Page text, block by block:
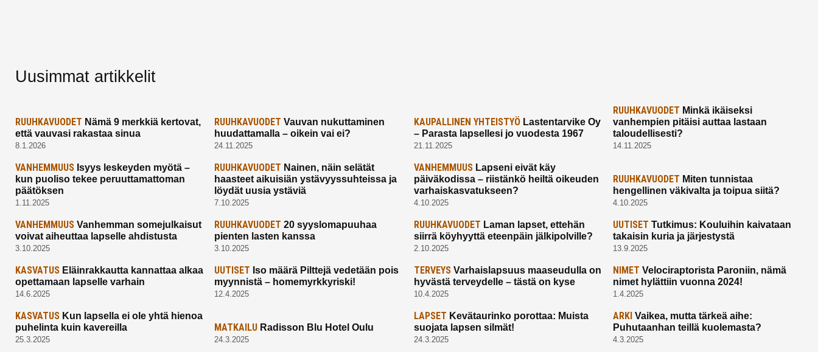
Uusimmat artikkelit
RUUHKAVUODET Nämä 9 merkkiä kertovat,
että vauvasi rakastaa sinua
8.1.2026
RUUHKAVUODET Vauvan nukuttaminen
huudattamalla – oikein vai ei?
24.11.2025
KAUPALLINEN YHTEISTYÖLastentarvike Oy
– Parasta lapsellesi jo vuodesta 1967
21.11.2025
RUUHKAVUODET Minkä ikäiseksi
vanhempien pitäisi auttaa lastaan
taloudellisesti?
14.11.2025
VANHEMMUUS Isyys leskeyden myötä –
kun puoliso tekee peruuttamattoman
päätöksen
1.11.2025
RUUHKAVUODET Nainen, näin selätät
haasteet aikuisiän ystävyyssuhteissa ja
löydät uusia ystäviä
7.10.2025
VANHEMMUUSLapseni eivät käy
päiväkodissa – riistänkö heiltä oikeuden
varhaiskasvatukseen?
4.10.2025
RUUHKAVUODET Miten tunnistaa
hengellinen väkivalta ja toipua siitä?
4.10.2025
VANHEMMUUS Vanhemman somejulkaisut
voivat aiheuttaa lapselle ahdistusta
3.10.2025
RUUHKAVUODET 20 syyslomapuuhaa
pienten lasten kanssa
3.10.2025
RUUHKAVUODET Laman lapset, ettehän
siirrä köyhyyttä eteenpäin jälkipolville?
2.10.2025
UUTISET Tutkimus: Kouluihin kaivataan
takaisin kuria ja järjestystä
13.9.2025
KASVATUS Eläinrakkautta kannattaa alkaa
opettamaan lapselle varhain
14.6.2025
UUTISET Iso määrä Pilttejä vedetään pois
myynnistä – homemyrkkyriski!
12.4.2025
TERVEYSVarhaislapsuus maaseudulla on
hyvästä terveydelle – tästä on kyse
10.4.2025
NIMET Velociraptorista Paroniin, nämä
nimet hylättiin vuonna 2024!
1.4.2025
KASVATUS Kun lapsella ei ole yhtä hienoa
puhelinta kuin kavereilla
25.3.2025
MATKAILU Radisson Blu Hotel Oulu
24.3.2025
LAPSET Kevätaurinko porottaa: Muista
suojata lapsen silmät!
24.3.2025
ARKI Vaikea, mutta tärkeä aihe:
Puhutaanhan teillä kuolemasta?
4.3.2025